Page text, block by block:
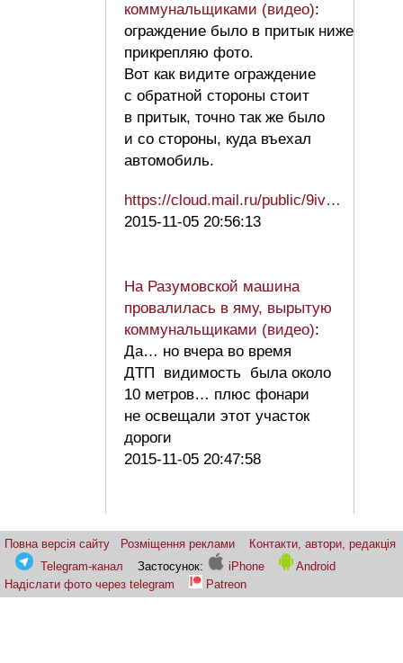
коммунальщиками (видео):
ограждение было в притык ниже
прикрепляю фото.
Вот как видите ограждение
с обратной стороны стоит
в притык, точно так же было
и со стороны, куда въехал
автомобиль.
https://cloud.mail.ru/public/9iv…
2015-11-05 20:56:13
На Разумовской машина
провалилась в яму, вырытую
коммунальщиками (видео):
Да… но вчера во время
ДТП видимость была около
10 метров… плюс фонари
не освещали этот участок
дороги
2015-11-05 20:47:58
Повна версія сайту Розміщення реклами
Контакти, автори, редакція
Telegram-канал
Застосунок: iPhone
Android
Надіслати фото через telegram
Patreon